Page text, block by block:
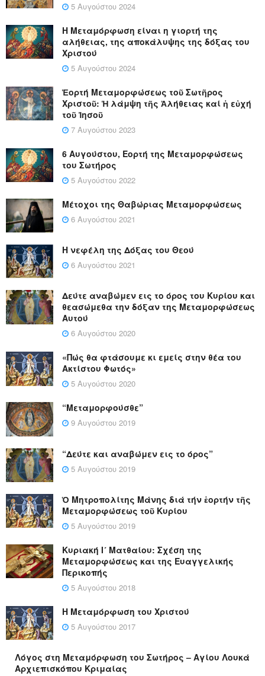
5 Αυγούστου 2024
Η Μεταμόρφωση είναι η γιορτή της
αλήθειας, της αποκάλυψης της δόξας του
Χριστού
5 Αυγούστου 2024
Ἑορτή Μεταμορφώσεως τοῦ Σωτῆρος
Χριστοῦ: Ἡ λάμψη τῆς Ἀλήθειας καί ἡ εὐχή
τοῦ Ἰησοῦ
7 Αυγούστου 2023
6 Αυγούστου, Εορτή της Μεταμορφώσεως
του Σωτήρος
5 Αυγούστου 2022
Μέτοχοι της Θαβώριας Μεταμορφώσεως
6 Αυγούστου 2021
Η νεφέλη της Δόξας του Θεού
6 Αυγούστου 2021
Δεύτε αναβώμεν εις το όρος του Κυρίου και
θεασώμεθα την δόξαν της Μεταμορφώσεως
Αυτού
6 Αυγούστου 2020
«Πώς θα φτάσουμε κι εμείς στην θέα του
Ακτίστου Φωτός»
5 Αυγούστου 2020
“Μεταμορφούσθε”
9 Αυγούστου 2019
“Δεύτε και αναβώμεν εις το όρος”
5 Αυγούστου 2019
Ὁ Μητροπολίτης Μάνης διά τήν ἑορτήν τῆς
Μεταμορφώσεως τοῦ Κυρίου
5 Αυγούστου 2019
Κυριακή Ι´ Ματθαίου: Σχέση της
Μεταμορφώσεως και της Ευαγγελικής
Περικοπής
5 Αυγούστου 2018
Η Μεταμόρφωση του Χριστού
5 Αυγούστου 2017
Λόγος στη Μεταμόρφωση του Σωτήρος – Αγίου Λουκά
Αρχιεπισκόπου Κριμαίας